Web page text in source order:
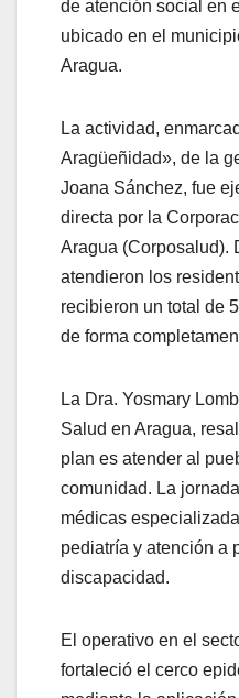
de atención social en
ubicado en el
Aragua.
La actividad,
Aragüeñidad», de la
Joana Sánchez, fue
directa por la
Aragua (Corposalud).
atendieron los
recibieron un total de
de forma
La Dra. Yosmary
Salud en Aragua,
plan es atender al
comunidad. La
médicas
pediatría y atención a
discapacidad.
El operativo en el
fortaleció el cerco